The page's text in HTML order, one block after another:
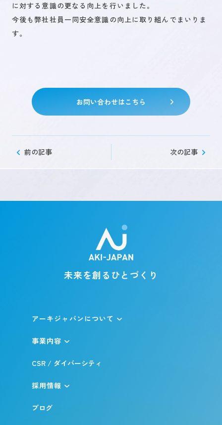
未来を創るひとづくり
キャリア登録
に対する意識の更なる向上を行いました。
今後も弊社社員一同安全意識の向上に取り組んでまいりま
す。
お問い合わせはこちら
前の記事 次の記事
未来を創るひとづくり
アーキジャパンについて
事業内容
CSR / ダイバーシティ
採用情報
ブログ